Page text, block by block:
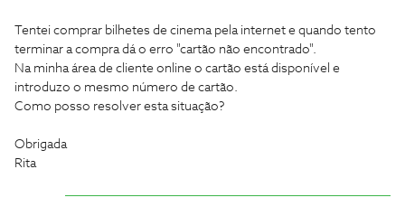
Tentei comprar bilhetes de cinema pela internet e quando tento
terminar a compra dá o erro "cartão não encontrado".
Na minha área de cliente online o cartão está disponível e
introduzo o mesmo número de cartão.
Como posso resolver esta situação?
Obrigada
Rita